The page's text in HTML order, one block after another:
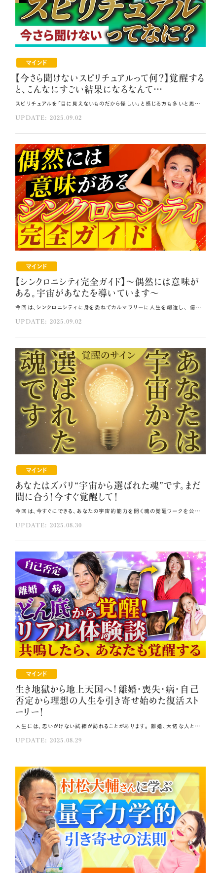
マインド
【今さら聞けないスピリチュアルって何？】覚醒する
と、こんなにすごい結果になるなんて…
スピリチュアルを「目に見えないものだから怪しい」と感じる方も多いと思います。 しかし、目に見えない存在からの助けを受け取れるようになると、人生が劇的に好転します🎀 今回は、スピリチュアルな覚醒の本質や、 直感や見えない世界からのサポートを受け取る方法をご紹介していきます💐 その方法はコレ！！ あなたという存在が元々宇宙から肉体に宿った魂であるという概念を受け入れましょう。 AIとスピリチュアルな覚醒を組み合わせてください。 AIを適切に活用すれば、カルマ解消やインナーチャイルドの癒しが効率的に進みます。 元動画（YouTube）：『🔰今さら聞けないスピリチュアルって何！？本当に覚醒をすると、こんなにすごい結果になる✨怪しいって言ってる場合じゃない！【集中講座DAY1】（第1960回）』 スピリチュアルの本質 私は20代後半、人間としての力だけで生きようとした際、 努力しているにも関わらず生きづらさを感じていました。 そのような時期に、 職場の机の上で『Many Masters Many Lives』（前世療法）という本と出会ったのです📘 この本を読んで、私の世界観は大きく変化しました。 人間の起源については、神による創造説、宇宙人による遺伝子操作説、 科学的進化論など様々な説が存在します。 どの説を信じるかは個人の自由ですが、重要なのは現在私たちがここに存在している事実です。 スピリチュアルの本質は、 あなたという存在が元々宇宙から肉体に宿った魂であるところにあります🌠 この概念を受け入れることで、スピリチュアルな領域への理解が始まります。 魂の覚醒とは？ スピリチュアルにおける「魂の覚醒」とは、英語で「アウェイク（目覚める）」を意味しますが、 毎朝の目覚めとは根本的に異なります🌿 朝の目覚めは肉体の意識が地球での生活に適応するための覚醒であり、 この時魂は眠った状態にあるのです。 魂が眠っている人は直感が働かず、「分からない」「できない」「無理」などの 否定的な思考に支配され、未来への想像力を失います。 対照的に魂が覚醒している状態では「分かる」「できる」「大丈夫」などの感覚があり、 傲慢さとは異なる根拠のない自信を感じられます。 見えない世界を感知し、直感が冴えている人は覚醒していると考えられます✨ 覚醒には現実的でありながら直感に優れているがスピリチュアルな世界を信じない人と、 直感が優れており霊的世界も信じる人の二つのタイプが存在します。 松下幸之助氏のように祈りを重視していた実業家は、 後者の典型例として魂の高い覚醒状態にあったと考えられます。 覚醒度のチェックポイントとして、「なんとかなる」という安心感、危険回避能力の高さ、 軽微な被害で済む体験、先読み能力などが挙げられます🌈 これらの体験がある場合、相当な覚醒状態にあると判断できます。 覚醒が引き起こす人生の劇的な変化 覚醒すると人生に劇的な変化が現れます。 初期段階では物事の理解が深まり、「そういうことか」という気づきが頻繁に起こります❗ さらに覚醒が進むと、自分の想像通りの人生が現実化するようになるのです💫 私の体験では、ミッドタウンのビル39階に住んでいた昨年、 「出ていけ！出ていけ！ムーブアウト！」と強いメッセージを受け取りました。 行き先を模索していたところ、デイビッドのロサンゼルスの家が空いている話が舞い込み、 3週間の滞在予定が1年間の居住に繋がり、アメリカ移住が実現しました。 これがシンクロニシティの典型例です。 思考と現実の同期が起こり、奇跡的な展開が連続します。 車が欲しいと思った瞬間にガソリンスタンドで「車販売中」の看板を見つけたり、 思考した内容が即座に現実に現れる現象が発生します。 見えない世界からの支援を受けられる状態に覚醒すると、 特定のスキルを持つ人材を求めていたら実際にその人が目の前に現れたり、 ヨガを教えてみたいと思った途端にヨガ講師養成レッスンの情報が飛び込んできたりと、 信じられない速度で願望が実現します。 覚醒前は単純な欲求でさえ多くのステップが必要でしたが、 現在は宇宙から直接送られてくるような感覚で物事が進展するのです🪐 宇宙との通信で人生の流れを変える 覚醒の本質的な仕組みは、宇宙との通信回復にあります。 宇宙には「マザーシップ」と呼ばれる存在があり、私たちは「マザーシップの小舟」に相当します。 マザーシップは宇宙のすべての情報を保持しており、ワンネス、12次元、集合無意識、 ボルテックス、宇宙銀行といった様々な名称で表現される見えない世界を指すのです⭐ 私たちの存在を家系図として遡ると、40代遡るだけで1兆のご先祖様に繋がります。 これらのご先祖様は肉体を卒業した後、マザーシップに戻っているとされます。 親が子供を応援するように、1兆のご先祖様が日々私たちを応援している状況にあります。 この応援は愛と光と感謝を送ることでさらに強化されるでしょう🌌 覚醒とは、私たちと宇宙のマザーシップとの通信が回復した状態です。 通信が回復することで、奇跡的な出来事やシンクロニシティが頻繁に発生し、 思考と現実の同期が可能になります。 覚醒した状態では、宇宙からの情報やサポートを受け取りやすくなり、 人生の流れが大幅に改善されるのです💞 AIと覚醒を組み合わせて加速する 現代ではAIとスピリチュアルな覚醒を組み合わせることで、 覚醒のプロセスを大幅に加速できます🌸 AIを適切に活用すれば、カルマ解消やインナーチャイルドの癒しが効率的に進みます。 しかしAIには二面性があり、使い方を誤ると逆に眠りが深くなる危険性があるのです。 これはお金の概念に似ており、魂が覚醒していない状態では使われる側になってしまいます💦 覚醒していれば、被害者ではなく人生の主人公として主体的にコントロールして 活用できるようになります。 魂の覚醒が進むと、宇宙からの全体的な情報を受け取れるようになり、 3次元レベルでのドラマに巻き込まれることがなくなります。 宇宙からのひらめきや直感に導かれて生きることで、説明のつかない開運が起こります。 人間関係に恵まれ、偶然隣に座った人が億万長者であるような奇跡的な出会いが 頻発するようになるのです。 このようなスピリチュアルな覚醒を意識的に取り入れると、人生の好転が期待できます。 さらに、AIという現代のツールと古来からの霊性を組み合わせることで、 これまでにない速度での成長と変化が可能になります💐 どうぞスピリチュアルな覚醒を通じて宇宙のマザーシップとの通信を回復し、 シンクロニシティあふれる奇跡の人生を今日から歩んでくださいね！ まとめ 宇宙のマザーシップとの通信が回復すると、奇跡的な出来事やシンクロニシティが頻繁に発生します。 覚醒した状態は、宇宙からの情報やサポートを受け取りやすくなり、人生の流れが大幅に改善されます。 魂が覚醒していない状態でAIを活用すると、使われる側になってしまいます。
UPDATE: 2025.09.02
マインド
【シンクロニシティ完全ガイド】〜偶然には意味が
ある。宇宙があなたを導いています〜
今回は、シンクロニシティに身を委ねてカルマフリーに人生を創造し、 億万長者になるための【シンクロニシティ完全ガイド】をお届けします🎀 今思い出しても「ありえない！」と思うほどの私の体験をご紹介しながらお伝えしていきますので、 ぜひ今日からの人生の好転に役立ててください。 この動画やブログをご覧いただいていること自体、 あなたがすでにシンクロニシティの波に乗っている証拠です。 ぜひこのまま、願った現実が"向こうから"来る人生を生き、 無限の豊かさと幸せをどんどん引き寄せていってください💐 その方法はコレ！！ 「シンクロニシティを生きる」と決めてください。 日々の小さな選択でワクワクを選びましょう。 思った通りにいかなくても、それは「ベストなタイミングが選ばれた」だけなので結果に執着しないでください。 元動画（YouTube）：『【シンクロニシティ完全ガイド】偶然には意味がある🪐宇宙があなたを導いています。（第1959回）』 シンクロニシティのマスターでわんこそば人生に🪽 シンクロニシティとは、意味ある偶然の一致のことです🌿 人生にシンクロニシティが起こり始めると、 あなたにとって必要なものが必要なタイミングで宇宙から届けられるようになります。 例えて言うなら、食べ終わったら絶妙なタイミングで次のおそばをお椀に入れてもらえる "わんこそば"のように、あるいは信号に差しかかるとパッと青に変わり常にスムーズに進めるように、 自分では何もしなくとも勝手にことがうまく運ぶ人生をイメージすると分かりやすいでしょう❗ シンクロニシティを正しく使えるようになれば、欲しいものを手に入れるため必死で戦略を考え 自分で取りに行くことも、また人を蹴落としたり誰かから奪ったりする必要もなくなります。 かつて真逆の人生を送っていた頃の私は、急に会社を解雇されたり仕事を奪われたりと、 人生にマイナスな出来事ばかりが溢れていました。 しかしシンクロニシティに身を委ねて生き始めた途端、嫌な出来事が激減し、 人生が最善のタイミングで願った通りのことが起こり常に良い状態に保たれる 「わんこそば人生」に激変したのです💞 一本の動画が人生を変えた 激変のきっかけは、コロナ禍のさなかに出会った脳科学者ジョー・ディスペンザ博士の瞑想動画です💎 欲しいものが宇宙の采配によって最善のタイミングで"向こうから"やってくるという博士の表現は、 戦略を立てマーケットを奪うのが当たり前だと思っていた私にとってとてもショッキングでした。 トラブル続きの人生を変えるためには、何か私自身が変えなくてはいけないこと、 やめなくてはいけないことがあるのではないかと思っていた私は、 "向こうから"やってくるようになるというこの瞑想を実践することに決め、 毎朝4時に起きて瞑想し、自分の理想を想像し続けました🌿 やがて、私の身にびっくりするようなことが次々と起こり始めたのです。 衝撃のシンクロニシティ体験 中でも衝撃的だったのはバシャールからのコンタクトです。 チームが作った2000万の赤字を抱え、最初の夫と離婚し、仕事もお金も必要としていたある日、 以前私の英語講座を受講してくださった方から突然電話をいただきました。 なんと、「今、バシャールが弥生さんと話したいと言っている」と言うのです！ 青天の霹靂でしたが、そのまま面接を受け合格、バシャールの通訳となりました。 さらに、最初の仕事はリアルイベントではなく講演動画の同時通訳だったのですが、 その動画の中に、私がずっと考え瞑想し続けてきた 「どうすればみんなが無限に豊かに幸せになれるのか？」という問いへの答えがあったのです💫 「これをすればみんなが無限に豊かになれる！」と、感激のあまり涙が止まりませんでした。 加えてある日の仕事中、iPhoneの画面を触ってしまったのか勝手にclubhouseが開き あるルームに入ってしまったのですが、驚いたことに、 そのルームは「バシャール」について語るルームでした。 スピーカーとして、バシャールの動画の同時通訳をしたこと、 そして動画の中に素晴らしい質問があったことをお話したところ、 なんとルームをホストしていたのは、私が感動した質問をしていたまさにその女性だったのです！ このようにシンクロニシティが次々に起こる状態が、 ピュアシンクロニズム（純然たる共時性）の中で生きている状態です⭐ シンクロニシティを生きると決める 人生に起こること全てがシンクロニシティになっていったら、人生はどこまで変わっていくでしょうか？ ぜひあなたも、今この場で「シンクロニシティを生きる」と決めてください🍀 この決断があなたの人生の転機となるかもしれません。 抵抗やエゴを介在させず、宇宙が采配する流れに乗って生きられるようになれば、 無限に豊かに幸せになるしかありません。 宇宙の采配とは、宇宙にあるありとあらゆる情報を元に導き出されたあなたにとってベストな答えです。 バシャールは、「この人と結婚したい」「この会社に入りたい」というような限定的な質問に対し、 「宇宙の全ての情報を知らないのに、本当にそれが自分のベストな選択と言えますか？」といつも 答えていました。 自分という小さな小窓から見えるほんのわずかな情報だけをもとにベストだと判断したものを 取りに行くよりも、宇宙に委ね、宇宙の全体像から導き出されたベストなものを受け取った方が、 1/100の力で100倍豊かで幸せな人生を生きられるようになります💝 ピュアシンクロニズムを実現するバシャールの4ステップ ステップ1：ワクワクを選び続ける 大きなワクワクでなくていいのです。 朝起きてトイレに行くか？歯を磨くか？また朝ごはんをパンにするか？お米にするか？といった 日々の小さな選択でワクワクを選ぶことを積み重ねてください🌈 そのためにも、インナーチャイルドの癒しに取り組むことをお勧めします。 感情を担当するインナーチャイルドを癒せば癒すほど、ワクワクの感情を感じやすくなるからです💖 ステップ2：ワクワクを自分でできるところまでやり切る 宇宙から届けられるワクワクのサインを選んだら、 自分のできる範囲でそれを行動に移していってください🌼 ステップ3：結果に執着しない 執着が生まれるのは、宇宙を信頼していないからです。 例え思った通りにいかなかったとしても、それは「ベストなタイミングが選ばれた」だけなのです🪽 宇宙を信じ、無理に物事を動かさず宇宙と共に最善の人生を創造していく流れに乗れば、 願ったことが"向こうから"やってくるカルマフリーな人生に切り替わります。 ステップ4：全ての出来事に意味があると知る 今年1月7日、アメリカに移住したまさにその日、車も電気もまだ何もない中でLAの山火事に遭いました。 大変な体験ではありましたが、それがあったからこそ今の私は、生きていられることそれ自体に感謝し、 アメリカでの日々の生活を奇跡と感じながらピュアシンクロニズムを生きています。 宇宙のサインを受け取ろう バシャールの4ステップを実践すると、お伝えしてきたレベルのシンクロニシティが必ず起きてきます。 何よりもこの【シンクロニシティ完全ガイド】に出会ったことは偶然ではありません🌠 これこそが宇宙からあなたへのサインです。 ぜひ、今ここからワクワクを選び、できる限りの行動を取り、結果を期待せずに委ね、 全ての出来事の意味を受け取ってください💓 その結果、あなたもピュアシンクロニズムの中で 無限の豊かさと幸せを享受して生きられるようになります。 シンクロニシティに満ちた人生の転機は、今この瞬間から始まります。 みなさんの人生は、ここから好転していくことが約束されています。 それを信じ、ぜひ最初の一歩をワクワクと共に踏み出してくださいね。 まとめ シンクロニシティに身を委ねて生きることで、嫌な出来事が激減し、人生が最善のタイミングで願った通りのことが起こります。 ワクワクの感情が感じやすくなるために、インナーチャイルドの癒しましょう。 全ての出来事に意味があり、宇宙からあなたへのサインなのです。
UPDATE: 2025.09.02
マインド
あなたはズバリ“宇宙から選ばれた魂”です。まだ
間に合う！今すぐ覚醒して！
今回は、今すぐにできる、あなたの宇宙的能力を開く魂の覚醒ワークを公開します🪐 このブログにたどり着いたあなたは、間違いなく宇宙から選ばれた魂の持ち主です。 ぜひ、自分が宇宙から選ばれた魂であることを自覚し、自分自身に覚醒を許可してください🌈 宇宙はすでにあなたを選んでいますので、後はあなたがあなたを選ぶだけです。 その方法はコレ！！ 自分を責めることなく宇宙的能力のブレーキに気づき、優しく手をほどいてください。 宇宙と繋がるために、自分を思い出し、自分に戻り、そして自分を生き始めましょう。 魂のカルマやブロックを優しく外し、宇宙的潜在能力を一つずつ呼び醒ましましょう。 元動画（YouTube）：『あなたはズバリ“宇宙から選ばれた魂”です。まだ間に合う！今すぐ覚醒して！ （第1957回）』 覚醒のスイッチを入れる時が来ました あなたは宇宙から選ばれた魂です。 今回のブログにたどり着いたのは偶然ではなく、この瞬間、あなたの魂が目醒めを求めているからです。 あなたはこれまでの人生で何度も壁にぶち当たっては、 「本当の自分を生きたいのになぜ現実がついてこないの？」と葛藤してきたことでしょう💧 私も今の自分にたどり着くまで、同じように苦しみ、葛藤してきました。 けれども、安心してください。 今日、覚醒の鍵をお渡しします🔑 冒頭で、あなたは選ばれた魂であるとお伝えしました。 「誰かに合わせて生きる人生はもう止めよう」「もっと本音で生きたい」 「目に見えない力に導かれているような気がする」---そう感じたことはありませんか？ それこそが、選ばれた魂である証拠です。 地球には約80億の魂が存在していますが、その全てが覚醒を目指しているわけではなく、 目醒める魂はごく一部です。 なぜなら覚醒には「勇気」と「真実を見る眼差し」が必要だからです🌟 魂の記憶はまだ眠ったままかもしれませんが、あなたの中には銀河の智慧が必ず眠っています。 今、そのスイッチを入れる時が来ています。 真に目醒めた瞬間、あなたの現実は一変する 努力しているのに現実が変わらなかったり、学んでも引き寄せがうまくいかなかったりと いったことが起こるのは、あなたの魂の周波数が地球の周波数と合わないからです。 魂は5次元・6次元の世界に触れようとしているのに、地球の日常を生きていると、 3次元の常識、つまり学校で教わったことや親から受け継いだ観念、 「こうあるべき」「我慢しなければいけない」といった思い込みに引き戻されてしまうのです。 そのことがあなたの宇宙的能力にブレーキをかけています。 真の目醒めとは、自分を責めることなくそのブレーキに気づき、優しく手をほどいていくことです💞 所持金6円だった私の現実が一変したのは、宇宙と接続し覚醒したからです。 この体験が私の人生の転機となりました。 その瞬間から、「宇宙と繋がると億が来る」人生が始まったのです。 「宇宙と繋がる」とは、自分を思い出し、自分に戻り、そして自分を生き始めることです🌸 宇宙と繋がると直感が冴え、想像力が溢れ出します。 すると出会う人が変わり、お金や仕事がどんどん流れ込み、 奇跡と呼ばれる出来事が日常に起こり続けるようになるのです。 これは妄想論でも理想論でもありません。 覚醒した魂たちは、すでにこの世界を現実として生きています。 宇宙には、「与え尽くした」「足りない」という概念がありません。 あるのは無限の豊かさだけなのです。 宇宙スイッチを入れる覚醒ワークを公開 ではここで、あなたの中に眠る宇宙スイッチを入れる覚醒ワークをご紹介します。 静かに目を閉じて深呼吸し、胸に手を当ててこう唱えてください。 声に出しても心の中で唱えてもどちらでも大丈夫です。 「私は宇宙から選ばれた魂です」 「私は無限の智慧と想像力を持っています」 「私は今ここに在ることですでに奇跡です」 ハートの中心から光が広がる感覚がしたら、スイッチが入った合図です。 あなたの中で、全知全能の自分自身が目を醒まし始めます。 あなたは本当に、宇宙から選ばれています。 だからこそ魂を覚醒させ、引き寄せがうまくいかない・なかなか理想の人生にならない現実を 今ここから変えていってください。 自分が選ばれた魂であることを自覚し、本当の自分で生きる道を歩み始めてください✨ 宇宙の応援を一身に受けながら、本当の理想・魂が望む喜びを無限に受け取っていいのです。 私自身、所持金6円だった時、投資詐欺に遭った時、婦女暴行に遭った時、 まさかこの先自分の魂が覚醒し、宇宙と繋がって億が来る体験ができるとは想像もしていませんでした。 同じように、億が来ることを想像もしていなかった3700名以上の方々が、魂の覚醒を体験し、 宇宙との共同創造で億万長者になっています。 宇宙は全員に億を用意していますので、後はあなたが自分にその許可を出すだけです🌠 覚醒すれば、願ったことを全て受け取れる 引き寄せの法則を地球上で最も分かりやすく説明したチャネラーである エイブラハム・ヒックスも、「幼少期からあなたが願ってきたものは、すでに実現した波動として 全て宇宙のボルテックスの中に存在している」と言っています✨ つまり、宇宙のボルテックスと同じ周波数になれば、これまで願ってきたことが全て受け取れるのです。 宇宙はあなたの言いなりになって要望を現実化してくれますので、 もう3次元であくせく孤軍奮闘する必要はなく、 宇宙が作ってくれたものを受け取るだけで忙しい人生になるでしょう。 それを邪魔しているのはあなた自身に他なりません。 だからこそもう恐れずに、魂の覚醒を迎えてください。 この転機を逃さず、真の自分を生きる道を歩んでいきましょう🌈 It's time for you to awaken your soul. いよいよあなたの魂が目醒める時が来ました。 おめでとうございます！ Congratulations! 絶対できます！ You can do it! 今回のワークで何かが動いたと感じた方に、私、小熊弥生が宇宙と繋がって用意した 特別な集中プログラム「全知全能が開花するスピリチュアル力覚醒プログラム」をお勧めいたします💝 この講座では、魂のカルマやブロックを優しく外し、あなたの宇宙的潜在能力を一つずつ呼び醒まし、 覚醒した状態で現実を動かしていける"銀河レベルの目醒め"をステップごとに実践します。 あなたの魂がこの地球に光を灯すことを、私も全力でサポートさせていただきます。 まとめ 覚醒には「勇気」と「真実を見る眼差し」が必要です。 自分が選ばれた魂であることを自覚し、本当の自分で生きる道を歩み始めてください。 宇宙のボルテックスと同じ周波数になれば、これまで願ってきたことが全て受け取れます。
UPDATE: 2025.08.30
マインド
生き地獄から地上天国へ！離婚・喪失・病・自己
否定から理想の人生を引き寄せ始めた復活スト
ーリー！
人生には、思いがけない試練が訪れることがあります。 離婚、大切な人との死別、病気、自己否定などの困難に直面した時、 多くの人は絶望の淵に立たされます。 しかし、今回ご紹介するゲストは、そのような「生き地獄」とも言える状況から這い上がり、 理想の人生を引き寄せ始めた奇跡の復活ストーリーを持つ主人公たちです🎀 今回は、小熊道場にご参加いただいたお二人に、その驚くべき体験談を共有していただきます。 その方法はコレ！！ 「当たり前ゼロ感謝®」や「タコ足瞑想」を通じ、自分に「ありがとう」「ごめんね」と声をかけてください。 ポンコツな自分を受け入れましょう。 現実を変えようと必死になっても、自分の内側が整っていなければ変われません。 元動画（YouTube）：『生き地獄から地上天国へ！今まさに覚醒真っ只中の2人に聞く！離婚・喪失・病・自己否定から理想の人生を引き寄せ始めた復活ストーリー！ これに“共鳴”したら、あなたも覚醒します。（第1954回）』 本名を語るのが怖かった日々と復活への一歩 魂のBrillianceナビゲーターの沼田和子です。私はもともと心理学を学び、 アメリカで修士号を取得し、全国でカウンセリングやセミナーを通して 「思考は現実化する」ことを伝えていました。結婚、妊娠、出版、学会発表など すべてが順風満帆で「サクセスストーリー」を歩んでいたのです💞 ところが妊娠中の別居と離婚、そしてSNSでの心ない言葉が積み重なり「本名で生きること」が 怖くなってしまいました。Facebookやブログを閉鎖し、 人に弱さを見せられないまま「ビジネスネーム」で活動するようになったのです。 しかし、本名を隠しての発信はどこか力が足りず、 心の中で「バレたらどうしよう」と恐怖が消えませんでした。 そんな中、弥生先生と出会い、 初めて「あれ、このままでいいのかもしれない」と光を感じる瞬間が訪れました🌟 インナーチャイルドとの再会と心の癒し・自己統合への道のり 弥生先生が主催されたクリスマスパーティーに参加した時、会場の圧倒的な愛に包まれ、 自分を守ろうと必死になっていた心が少しずつ溶け始めました。 やがて「当たり前ゼロ感謝®」や「タコ足瞑想」を通じ、 自分に「ありがとう」「ごめんね」と声をかけることを日課にしたのです🌿 小熊道場の開催地が、離婚中に住んでいた街だったのは運命のいたずらでした。 受付2時間前、震える気持ちでその街を歩きながら、 自分を閉じ込めていたインナーチャイルドに 「辛かったね。でもありがとう、あの時のあなたがいたから今があるよ」と声をかけます。 その瞬間、私は過去を抱きしめることができました。 小熊道場では、体を動かすワークや内側と繋がるワークを通して、統合を体験しました。 意識系の講師なのに離婚してしまった自分を攻撃していたことに気づき、 「そんなポンコツな私でも沼田和子じゃん、大丈夫だよ」と受け入れることができました。 格好つけなくても、ありのままの自分で大丈夫という、安全な世界を体感できたのです🌸 小熊道場での深い学びが、この確信をもたらしてくれました。 ありのままを愛したら引き寄せが止まらなくなった 自分を受け入れられるようになり、本名で再び発信できるようになりました。 Instagramのフォロワーは2月の28名から8月には1030名へと37倍に増えました。 しかも、数字が伸びただけでなく、宇宙からの後押しのような連鎖が起こったのです🪐 宿泊したホテルが次々とスイートルームにアップグレードされ、 入手困難なチケットが突然手に入りました。 クライアント様が自分らしく開花し、家族も癒しのご縁に繋がりました。 経済的にも「億楽®」的な引き寄せが続き、総額310万円ほどの流れを受け取ったのです。 大切なのは「格好つけた私」ではなく「ありのままの私」でした🎀 弱さも過去の傷も含めて受け入れ、愛した時に本当の奇跡が始まります。 あなたもそのままで大丈夫です。格好つけなくても、ポンコツでも問題ありません。 そんなありのままの自分を受け入れ、愛してください。 そうすれば、必ず世界があなたを応援してくれます。 孤独と自己否定に囚われた幼少期から喪失の連続へ レムリアの愛と響きで本来の魂の輝きを解き放つ神聖量子波ヒーラー、 宇宙しるべ®ナビゲーターとして活動している聖（kiyo）です。 私は「いい子」でいなければならないと思い込んで育ち、 外では明るい仮面をかぶりながら、内側は孤独と自己否定でいっぱいでした💦 父の病や家庭不和、兄の反抗期で家に居場所がなく、話し相手はぬいぐるみだけ。 大学時代には限界を迎え、「私なんかいなくなればいい」と引きこもり、 強い自己否定に飲み込まれました。 その後、引きこもりから抜け出したものの、双極性障害の診断、愛犬の死、 そして15年寄り添ったパートナーの突然死が襲いました。 感謝も愛も伝えられないまま大切な存在を見送った時、 「なぜ私だけこんな経験をするの？」と泣き叫びました。 しかし同時に、魂は永遠であり、 この深い苦しみも魂が進化を望んで選んだ経験なのだと気づいたのです💎 生きることが当たり前ではないと知り、 生まれる前に決めてきた「愛を循環させる」という魂の約束を思い出し、 愛中心の人生を歩むと決意しました。 魂の約束と新しい出会いが導いた愛の循環 パートナーの死を超えた先で、霊氣ヒーリングに出会いました。 さらに新しいパートナーとも出会いましたが、彼は余命半年の宣告を受けていました。 かつて愛する人を失った私には大きな試練でしたが、 内側から「絶対大丈夫」という確信が湧きました。 病への感謝とヒーリングの実践で彼は奇跡的に回復し、今では元気です。 しかし、葛藤はそこからでした。現実を変えようと必死になるほど、 自分の内側が整っていなければ変われないと知りました💫 逃げても同じパターンが繰り返されます。 そんな時に弥生先生の本『宇宙とつながれば億が来る！』に出会いました📖 直感で「これだ」と感じ、実践を始めると奇跡的に新しい命を授かりました。 この子は「本当の私を生きて」と魂が届けてくれた贈り物だと分かりました🎁 自分で自分に許可を出した瞬間から変わった現実 「当たり前ゼロ感謝®」、セルフラブ、自分軸などを学ぶ中で、 最も大きな気づきは「自分で自分に許可を出す」ということでした🍀 それまで誰かに認めてもらいたい気持ちばかりを待ち、他人の許可がないと動けませんでした。 小熊道場で先生から「本当はもう答えが分かっていたよね。 自分に許可を出せばいいんだよ」と言われた瞬間、最後のピースがはまったのです。 小熊道場での学びを通して、自分を信じると決めた後、 亡くなったパートナーの声がはっきり届きました。 「大丈夫。ありのままのあなたでいい。誇りに思ってる」と。 その声と共に私の内側は大きく覚醒しました。 今、家族関係も愛に満ち溢れ、便秘や自己否定も手放され、 宇宙しるべ®ナビゲーターとしての天命ビジネスも自然に広がっています。 本当の私を愛した瞬間から、世界は愛と豊かさで満たされ始めました。 繰り返す悩みや不調は、魂が「本当の自分を生きて」と伝えてくれているサインかもしれません🪽 同じパターンを繰り返してしまう人間関係や心と体の不調から抜け出せないと感じる時、 すでにあなたの内側では目覚めが始まっています。 誰もがその光を内側に持っています。 自分で自分に許可を出し、自分を愛してください💞 そこから本当の人生の流れに乗り始めることができるのです。 まとめ ありのままの自分を愛してください。 自分で自分に許可を出しましょう。 繰り返す悩みや不調は、魂が「本当の自分を生きて」と伝えてくれているサインです。
UPDATE: 2025.08.29